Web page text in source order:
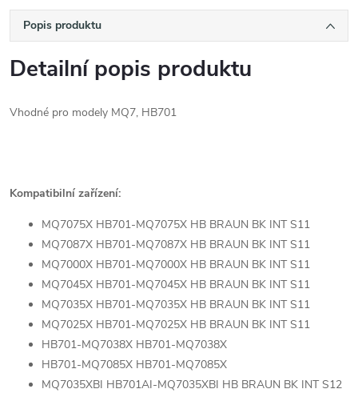
Popis produktu
Detailní popis produktu
Vhodné pro modely MQ7, HB701
Kompatibilní zařízení:
MQ7075X HB701-MQ7075X HB BRAUN BK INT S11
MQ7087X HB701-MQ7087X HB BRAUN BK INT S11
MQ7000X HB701-MQ7000X HB BRAUN BK INT S11
MQ7045X HB701-MQ7045X HB BRAUN BK INT S11
MQ7035X HB701-MQ7035X HB BRAUN BK INT S11
MQ7025X HB701-MQ7025X HB BRAUN BK INT S11
HB701-MQ7038X HB701-MQ7038X
HB701-MQ7085X HB701-MQ7085X
MQ7035XBI HB701AI-MQ7035XBI HB BRAUN BK INT S12